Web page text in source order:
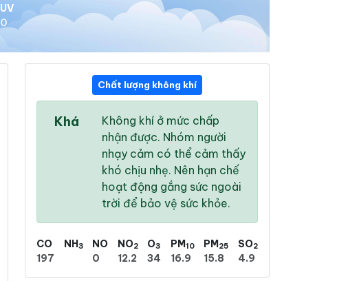
UV
0
25 °/ 29 °
25 ° /
Chất lượng không khí
Khá
Không khí ở mức chấp
nhận được. Nhóm người
nhạy cảm có thể cảm thấy
khó chịu nhẹ. Nên hạn chế
hoạt động gắng sức ngoài
trời để bảo vệ sức khỏe.
CO
197
NH3
NO
0
NO2
12.2
O3
34
PM10
16.9
PM25
15.8
SO2
4.9